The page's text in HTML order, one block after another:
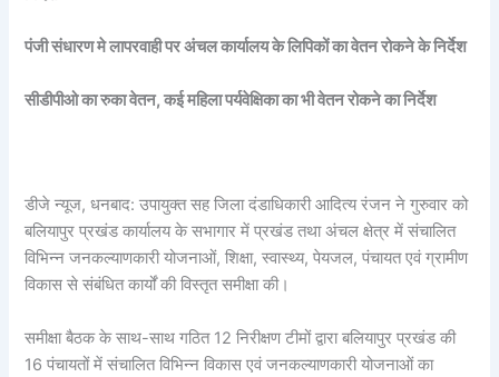
पंजी संधारण मे लापरवाही पर अंचल कार्यालय के लिपिकों का वेतन रोकने के निर्देश
सीडीपीओ का रुका वेतन, कई महिला पर्यवेक्षिका का भी वेतन रोकने का निर्देश
डीजे न्यूज, धनबाद: उपायुक्त सह जिला दंडाधिकारी आदित्य रंजन ने गुरुवार को
बलियापुर प्रखंड कार्यालय के सभागार में प्रखंड तथा अंचल क्षेत्र में संचालित
विभिन्न जनकल्याणकारी योजनाओं, शिक्षा, स्वास्थ्य, पेयजल, पंचायत एवं ग्रामीण
विकास से संबंधित कार्यों की विस्तृत समीक्षा की।
समीक्षा बैठक के साथ-साथ गठित 12 निरीक्षण टीमों द्वारा बलियापुर प्रखंड की
16 पंचायतों में संचालित विभिन्न विकास एवं जनकल्याणकारी योजनाओं का